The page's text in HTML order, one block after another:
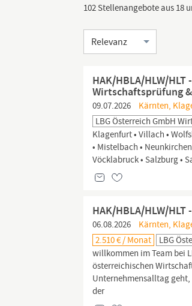
102 Stellenangebote aus 18
Sortierung
HAK/HBLA/HLW/
Wirtschaftsprüfung
09.07.2026
Kärnten,
LBG Österreich GmbH
Klagenfurt • Villach •
• Mistelbach •
Vöcklabruck • Salzburg •
HAK/HBLA/HLW/
06.08.2026
Kärnten,
2.510 € / Monat
LBG
willkommen im Team bei
österreichischen
Unternehmensalltag
der